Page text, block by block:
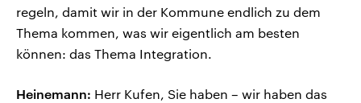
regeln, damit wir in der Kommune endlich zu dem
Thema kommen, was wir eigentlich am besten
können: das Thema Integration.
Heinemann: Herr Kufen, Sie haben – wir haben das